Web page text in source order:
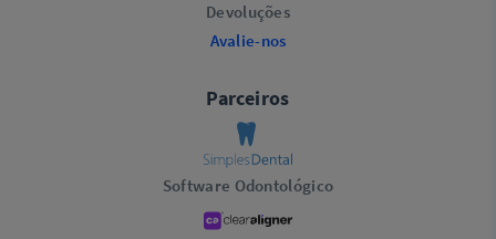
Devoluções
Avalie-nos
Parceiros
Software Odontológico